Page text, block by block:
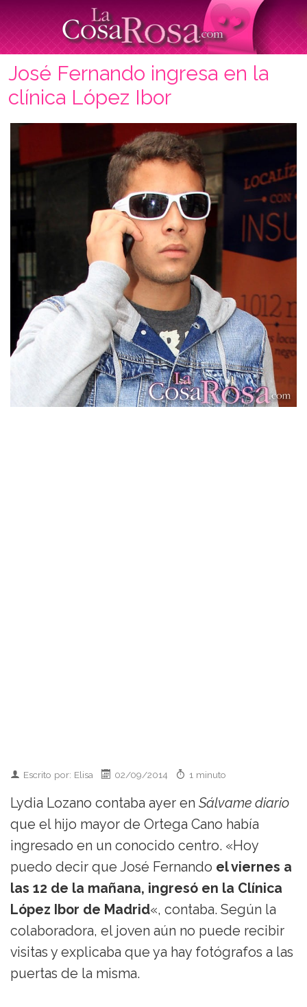
José Fernando ingresa en la
clínica López Ibor
Escrito por: Elisa 02/09/2014 1 minuto
Lydia Lozano contaba ayer en Sálvame diario
que el hijo mayor de Ortega Cano había
ingresado en un conocido centro. «Hoy
puedo decir que José Fernando el viernes a
las 12 de la mañana, ingresó en la Clínica
López Ibor de Madrid«, contaba. Según la
colaboradora, el joven aún no puede recibir
visitas y explicaba que ya hay fotógrafos a las
puertas de la misma.